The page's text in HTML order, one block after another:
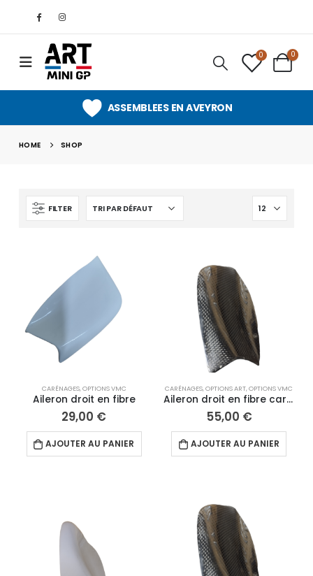
0 0
ASSEMBLEES EN AVEYRON
HOME SHOP
FILTER
CARÉNAGES,OPTIONS VMC
Aileron droit en fibre
29,00 €
AJOUTER AU PANIER
CARÉNAGES,OPTIONS ART,OPTIONS VMC
Aileron droit en fibre carbone
55,00 €
AJOUTER AU PANIER